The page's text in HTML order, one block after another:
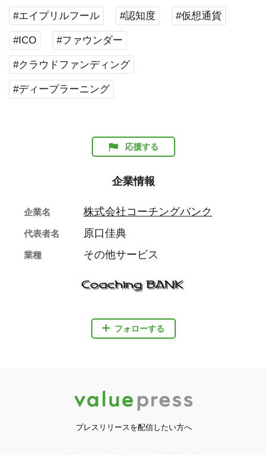
#エイプリルフール #認知度 #仮想通貨
#ICO #ファウンダー
#クラウドファンディング
#ディープラーニング
応援する
企業情報
フォローする
企業名 株式会社コーチングバンク
代表者名 原口佳典
業種 その他サービス
プレスリリースを配信したい方へ